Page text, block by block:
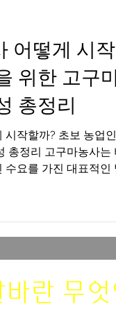
지 태국마사지알
츠마사지
어떻게 시
위한 고구
총정리
시작할까? 초보 농업
총정리 고구마농사는
요를 가진 대표적인
인이나 초보 농업인
농사 알아보기 고구
생산이 가능하다. 또
를 조절할 수 있어 가
란 무엇